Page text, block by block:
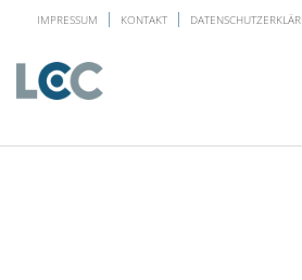
IMPRESSUM KONTAKT